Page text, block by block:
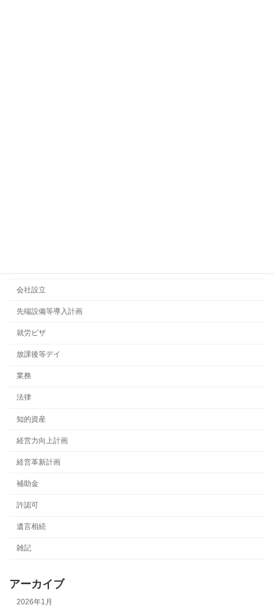
会社設立
先端設備等導入計画
就労ビザ
放課後等デイ
業務
法律
知的資産
経営力向上計画
経営革新計画
補助金
許認可
遺言相続
雑記
アーカイブ
2026年1月